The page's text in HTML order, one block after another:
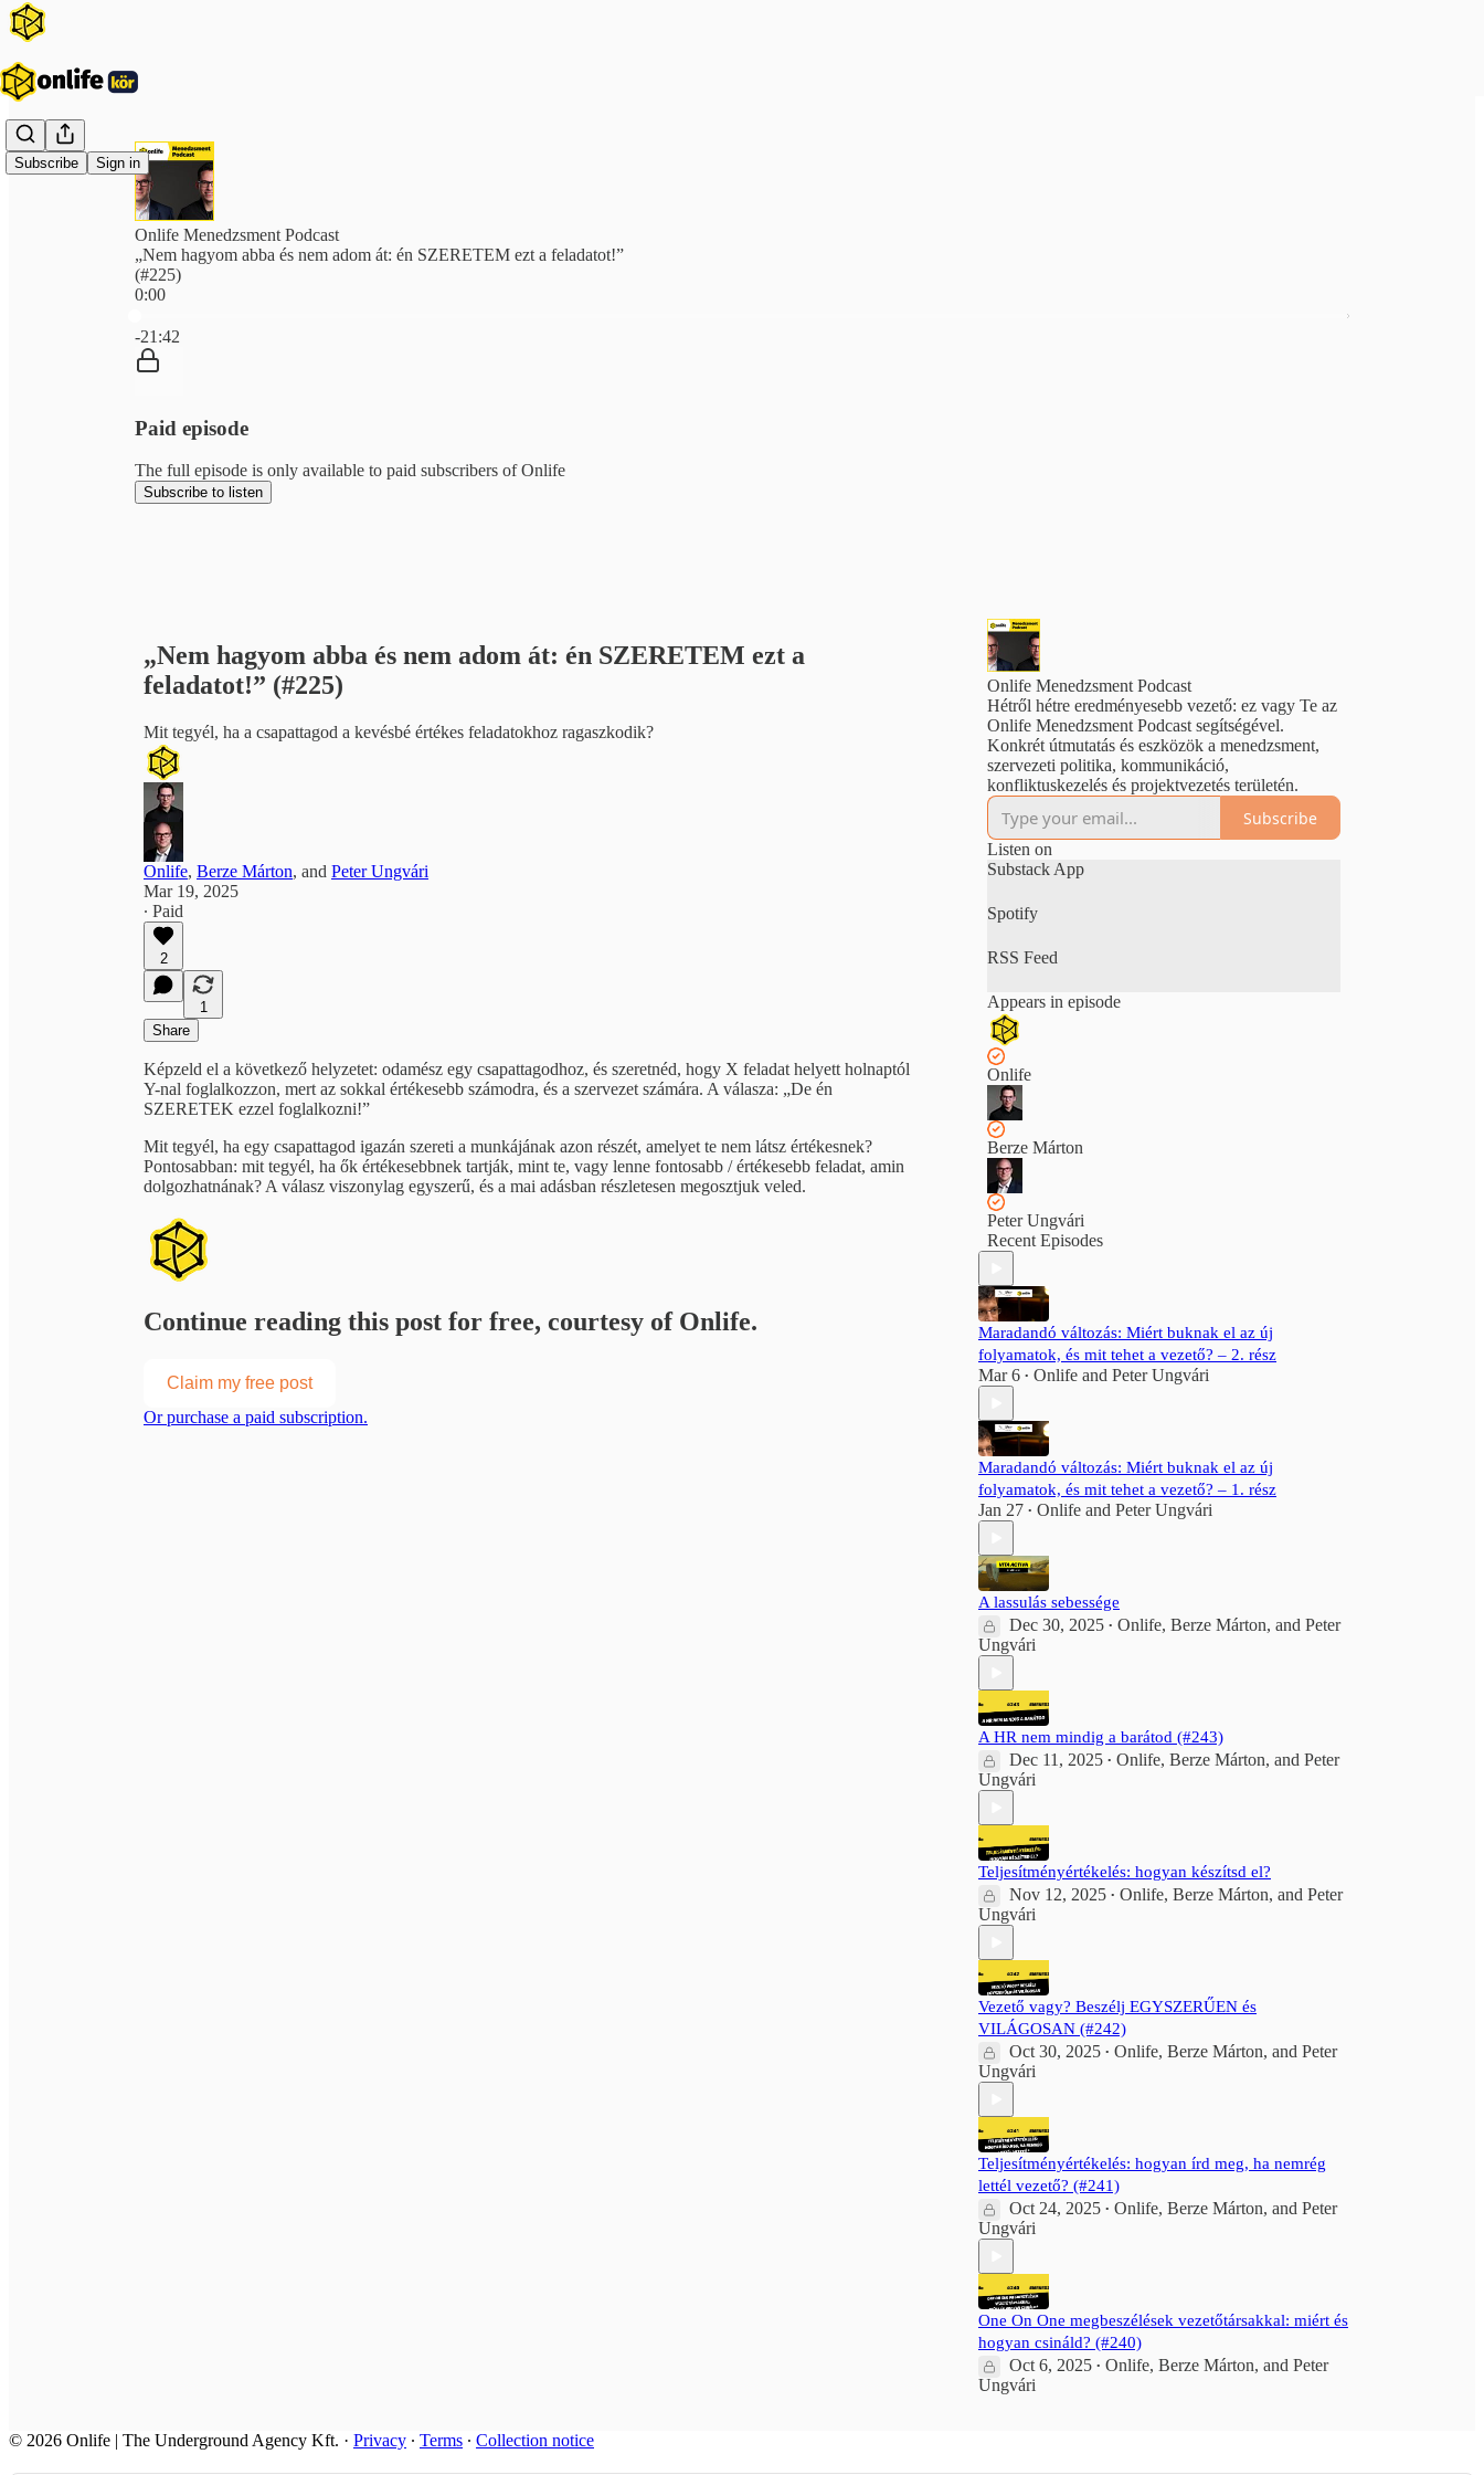
Subscribe Sign in
Onlife Menedzsment Podcast
„Nem hagyom abba és nem adom át: én SZERETEM ezt a feladatot!”
(#225)
0:00
-21:42
Paid episode
The full episode is only available to paid subscribers of Onlife
Subscribe to listen
„Nem hagyom abba és nem adom át: én SZERETEM ezt a
feladatot!” (#225)
Mit tegyél, ha a csapattagod a kevésbé értékes feladatokhoz ragaszkodik?
Onlife, Berze Márton, and Peter Ungvári
Mar 19, 2025
∙ Paid
2
1
Share
Képzeld el a következő helyzetet: odamész egy csapattagodhoz, és szeretnéd, hogy X feladat helyett holnaptól
Y-nal foglalkozzon, mert az sokkal értékesebb számodra, és a szervezet számára. A válasza: „De én
SZERETEK ezzel foglalkozni!”
Mit tegyél, ha egy csapattagod igazán szereti a munkájának azon részét, amelyet te nem látsz értékesnek?
Pontosabban: mit tegyél, ha ők értékesebbnek tartják, mint te, vagy lenne fontosabb / értékesebb feladat, amin
dolgozhatnának? A válasz viszonylag egyszerű, és a mai adásban részletesen megosztjuk veled.
Continue reading this post for free, courtesy of Onlife.
Claim my free post
Or purchase a paid subscription.
Onlife Menedzsment Podcast
Hétről hétre eredményesebb vezető: ez vagy Te az
Onlife Menedzsment Podcast segítségével.
Konkrét útmutatás és eszközök a menedzsment,
szervezeti politika, kommunikáció,
konfliktuskezelés és projektvezetés területén.
Subscribe
Listen on
Substack App
Spotify
RSS Feed
Appears in episode
Onlife
Berze Márton
Peter Ungvári
Recent Episodes
Maradandó változás: Miért buknak el az új
folyamatok, és mit tehet a vezető? – 2. rész
Mar 6 • Onlife and Peter Ungvári
Maradandó változás: Miért buknak el az új
folyamatok, és mit tehet a vezető? – 1. rész
Jan 27 • Onlife and Peter Ungvári
A lassulás sebessége
Dec 30, 2025 • Onlife, Berze Márton, and Peter
Ungvári
A HR nem mindig a barátod (#243)
Dec 11, 2025 • Onlife, Berze Márton, and Peter
Ungvári
Teljesítményértékelés: hogyan készítsd el?
Nov 12, 2025 • Onlife, Berze Márton, and Peter
Ungvári
Vezető vagy? Beszélj EGYSZERŰEN és
VILÁGOSAN (#242)
Oct 30, 2025 • Onlife, Berze Márton, and Peter
Ungvári
Teljesítményértékelés: hogyan írd meg, ha nemrég
lettél vezető? (#241)
Oct 24, 2025 • Onlife, Berze Márton, and Peter
Ungvári
One On One megbeszélések vezetőtársakkal: miért és
hogyan csináld? (#240)
Oct 6, 2025 • Onlife, Berze Márton, and Peter
Ungvári
© 2026 Onlife | The Underground Agency Kft. · Privacy ∙ Terms ∙ Collection notice